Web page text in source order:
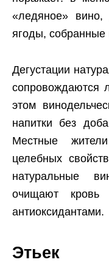
«ледяное» вино,
ягоды, собранные
Дегустации
сопровождаются
этом
напитки без
Местные
целебных
натуральные
очищают кровь
антиоксидантами.
Этьек